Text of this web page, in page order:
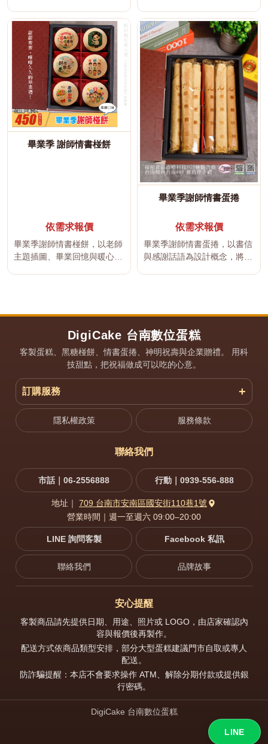
題，可將...
福及暖...
畢業季 謝師情書椪餅
依需求報價
畢業季謝師情書椪餅，以老師
主題插圖、畢業回憶與暖心感
畢業季謝師情書蛋捲
依需求報價
畢業季謝師情書蛋捲，以書信
與感謝話語為設計概念，將平
DigiCake 台南數位蛋糕
客製蛋糕、黑糖椪餅、情書蛋捲、神明祝壽與企業贈禮。 用科
技甜點，把祝福做成可以吃的心意。
訂購服務
隱私權政策 服務條款
聯絡我們
市話｜06-2556888 行動｜0939-556-888
地址｜ 709 台南市安南區國安街110巷1號
營業時間｜週一至週六 09:00–20:00
LINE 詢問客製 Facebook 私訊
聯絡我們 品牌故事
安心提醒
客製商品請先提供日期、用途、照片或 LOGO，由店家確認內
容與報價後再製作。
配送方式依商品類型安排，部分大型蛋糕建議門市自取或專人
配送。
防詐騙提醒：本店不會要求操作 ATM、解除分期付款或提供銀
行密碼。
DigiCake 台南數位蛋糕
LINE